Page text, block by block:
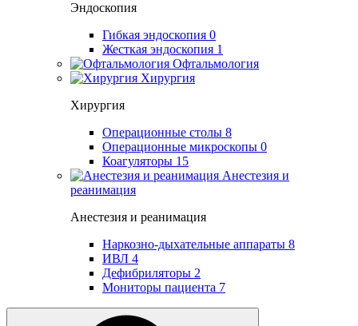
Эндоскопия
Гибкая эндоскопия 0
Жесткая эндоскопия 1
Офтальмология
Хирургия
Хирургия
Операционные столы 8
Операционные микроскопы 0
Коагуляторы 15
Анестезия и
реанимация
Анестезия и реанимация
Наркозно-дыхательные аппараты 8
ИВЛ 4
Дефибриляторы 2
Мониторы пациента 7